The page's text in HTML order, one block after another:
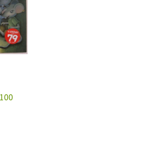
100